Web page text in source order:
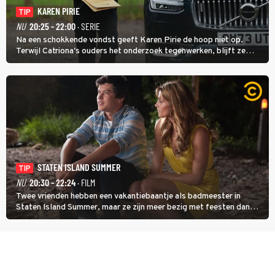
TIP
KAREN PIRIE
NU 20:25 - 22:00· SERIE
Na een schokkende vondst geeft Karen Pirie de hoop niet op.
Terwijl Catriona's ouders het onderzoek tegenwerken, blijft ze
speuren naar Adam. In deze slotaflevering van Karen Pirie leidt het
spoor via Frankrijk en Italië naar Malta.
TIP
STATEN ISLAND SUMMER
NU 20:30 - 22:24· FILM
Twee vrienden hebben een vakantiebaantje als badmeester in
Staten Island Summer, maar ze zijn meer bezig met feesten dan
met werken.